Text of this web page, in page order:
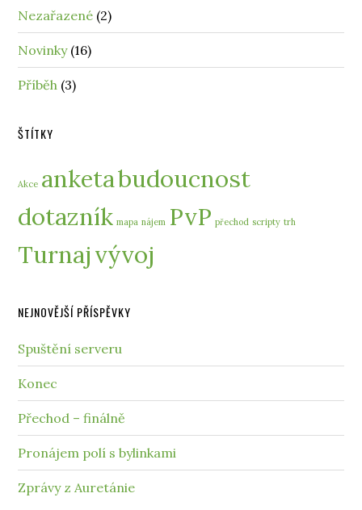
Nezařazené (2)
Novinky(16)
Příběh (3)
ŠTÍTKY
Akce anketabudoucnost
dotazník mapa nájem PvP přechod scripty trh
Turnajvývoj
NEJNOVĚJŠÍ PŘÍSPĚVKY
Spuštění serveru
Konec
Přechod – finálně
Pronájem polí s bylinkami
Zprávy z Auretánie